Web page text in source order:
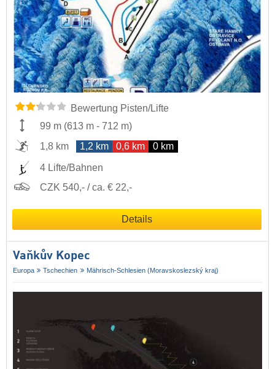
Bewertung Pisten/Lifte
99 m (613 m - 712 m)
1,8 km
1,2 km 0,6 km 0 km
4 Lifte/Bahnen
CZK 540,- / ca. € 22,-
Details
Vaňkův Kopec
Europa Tschechien Mährisch-Schlesien (Moravskoslezský kraj)